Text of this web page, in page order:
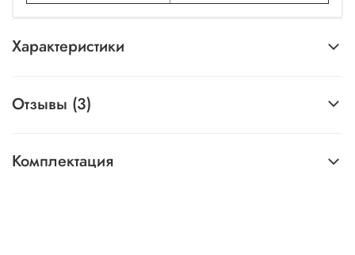
Характеристики
Отзывы (3)
Комплектация